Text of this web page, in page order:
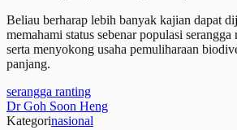
Beliau berharap lebih banyak kajian dapat
memahami status sebenar populasi
serta menyokong usaha pemuliharaan
panjang.
serangga ranting
Dr Goh Soon Heng
Kategorinasional